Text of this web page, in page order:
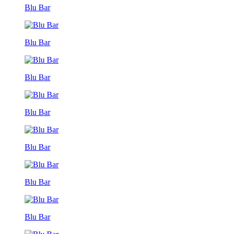
Blu Bar
Blu Bar
Blu Bar
Blu Bar
Blu Bar
Blu Bar
Blu Bar